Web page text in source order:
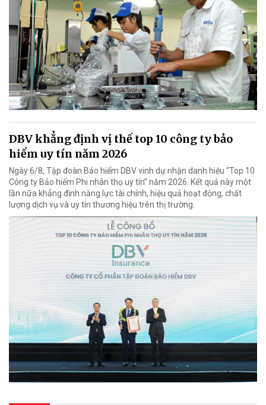
DBV khẳng định vị thế top 10 công ty bảo
hiểm uy tín năm 2026
Ngày 6/8, Tập đoàn Bảo hiểm DBV vinh dự nhận danh hiệu “Top 10
Công ty Bảo hiểm Phi nhân thọ uy tín” năm 2026. Kết quả này một
lần nữa khẳng định năng lực tài chính, hiệu quả hoạt động, chất
lượng dịch vụ và uy tín thương hiệu trên thị trường.